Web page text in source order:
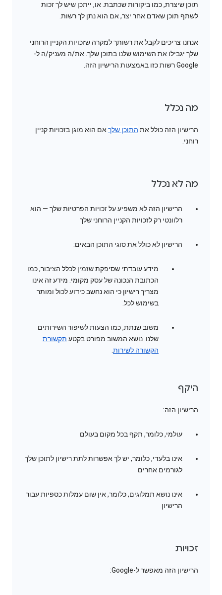
תוכן שיצרת, כמו ביקורות שכתבת. או, ייתכן שיש לך זכות
לשתף תוכן שאדם אחר יצר, אם הוא נתן לך רשות.
אנחנו צריכים לקבל את רשותך למקרה שזכויות הקניין הרוחני
שלך יגבילו את השימוש שלנו בתוכן שלך. את/ה מעניק/ה ל-
Google רשות כזו באמצעות הרישיון הזה.
מה נכלל
הרישיון הזה כולל את התוכן שלךאם הוא מוגן בזכויות קניין
רוחני.
מה לא נכלל
הרישיון הזה לא משפיע על זכויות הפרטיות שלך — הוא
רלוונטי רק לזכויות הקניין הרוחני שלך
הרישיון לא כולל את סוגי התוכן הבאים:
מידע עובדתי שסיפקת שזמין לכלל הציבור, כמו
הכתובת הנכונה של עסק מקומי. מידע זה אינו
מצריך רישיון כי הוא נחשב כידוע לכול ומותר
בשימוש לכל.
משוב שנתת, כמו הצעות לשיפור השירותים
שלנו. נושא המשוב מפורט בקטע תקשורת
הקשורה לשירות.
היקף
הרישיון הזה:
עולמי, כלומר, תקף בכל מקום בעולם
אינו בלעדי, כלומר, יש לך אפשרות לתת רישיון לתוכן שלך
לגורמים אחרים
אינו נושא תמלוגים, כלומר, אין שום עמלות כספיות עבור
הרישיון
זכויות
הרישיון הזה מאפשר ל-Google: